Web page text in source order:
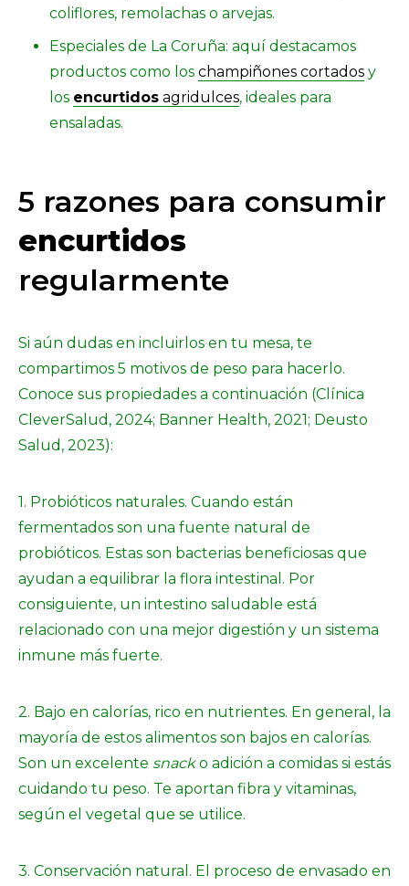
coliflores, remolachas o arvejas.
Especiales de La Coruña: aquí destacamos
productos como los champiñones cortados y
los encurtidos agridulces, ideales para
ensaladas.
5 razones para consumir
encurtidos
regularmente
Si aún dudas en incluirlos en tu mesa, te
compartimos 5 motivos de peso para hacerlo.
Conoce sus propiedades a continuación (Clínica
CleverSalud, 2024; Banner Health, 2021; Deusto
Salud, 2023):
1. Probióticos naturales. Cuando están
fermentados son una fuente natural de
probióticos. Estas son bacterias beneficiosas que
ayudan a equilibrar la flora intestinal. Por
consiguiente, un intestino saludable está
relacionado con una mejor digestión y un sistema
inmune más fuerte.
2. Bajo en calorías, rico en nutrientes. En general, la
mayoría de estos alimentos son bajos en calorías.
Son un excelente snacko adición a comidas si estás
cuidando tu peso. Te aportan fibra y vitaminas,
según el vegetal que se utilice.
3. Conservación natural. El proceso de envasado en